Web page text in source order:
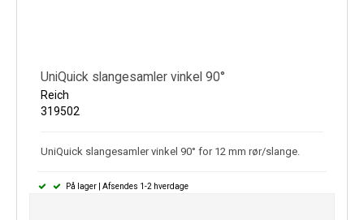
UniQuick slangesamler vinkel 90°
Reich
319502
UniQuick slangesamler vinkel 90° for 12 mm rør/slange.
På lager | Afsendes 1-2 hverdage